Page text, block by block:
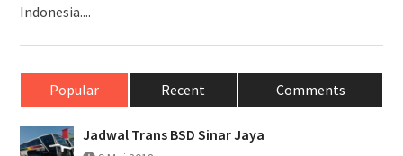
Indonesia....
Popular Recent Comments
Jadwal Trans BSD Sinar Jaya